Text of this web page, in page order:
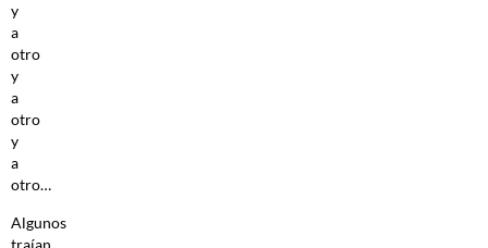
y
a
otro
y
a
otro
y
a
otro…
Algunos
traían